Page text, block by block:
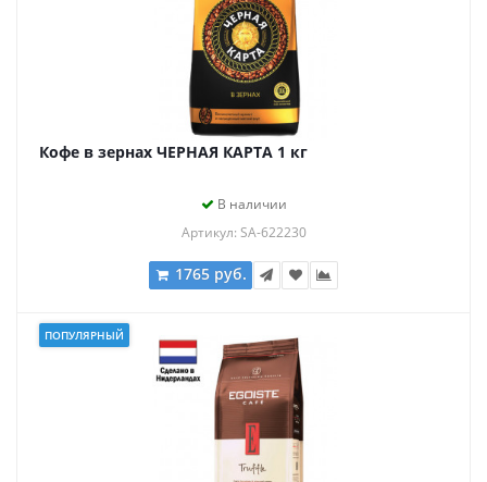
Кофе в зернах ЧЕРНАЯ КАРТА 1 кг
В наличии
Артикул: SA-622230
1765 руб.
ПОПУЛЯРНЫЙ